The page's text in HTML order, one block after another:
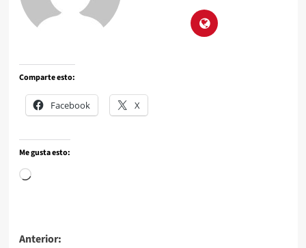
Comparte esto:
Facebook X
Me gusta esto:
Anterior: